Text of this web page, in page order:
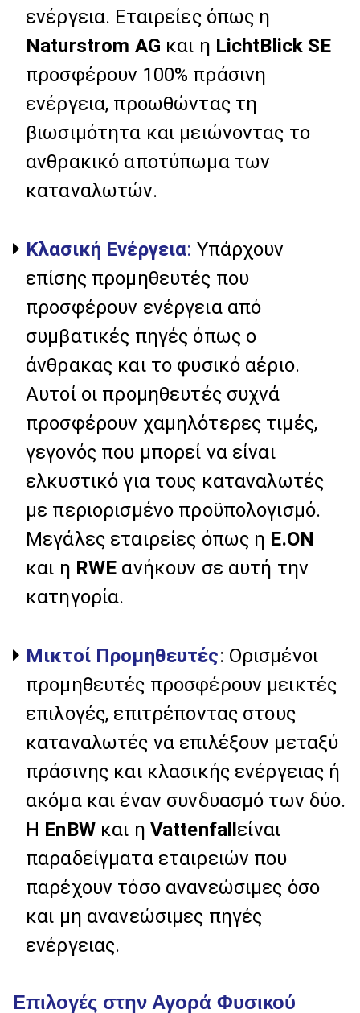
ενέργεια. Εταιρείες όπως η
Naturstrom AG και η LichtBlick SE
προσφέρουν 100% πράσινη
ενέργεια, προωθώντας τη
βιωσιμότητα και μειώνοντας το
ανθρακικό αποτύπωμα των
καταναλωτών.
Κλασική Ενέργεια: Υπάρχουν
επίσης προμηθευτές που
προσφέρουν ενέργεια από
συμβατικές πηγές όπως ο
άνθρακας και το φυσικό αέριο.
Αυτοί οι προμηθευτές συχνά
προσφέρουν χαμηλότερες τιμές,
γεγονός που μπορεί να είναι
ελκυστικό για τους καταναλωτές
με περιορισμένο προϋπολογισμό.
Μεγάλες εταιρείες όπως η E.ON
και η RWE ανήκουν σε αυτή την
κατηγορία.
Μικτοί Προμηθευτές: Ορισμένοι
προμηθευτές προσφέρουν μεικτές
επιλογές, επιτρέποντας στους
καταναλωτές να επιλέξουν μεταξύ
πράσινης και κλασικής ενέργειας ή
ακόμα και έναν συνδυασμό των δύο.
Η EnBWκαι η Vattenfall είναι
παραδείγματα εταιρειών που
παρέχουν τόσο ανανεώσιμες όσο
και μη ανανεώσιμες πηγές
ενέργειας.
Επιλογές στην Αγορά Φυσικού